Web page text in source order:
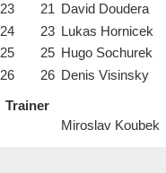
23 21
David Doudera
24 23 Lukas Hornicek
25 25 Hugo Sochurek
26 26 Denis Visinsky
Trainer
Miroslav Koubek